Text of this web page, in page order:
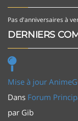
Pas d'anniversaires à
DERNIERS
Mise à jour
Dans Forum
par Gib